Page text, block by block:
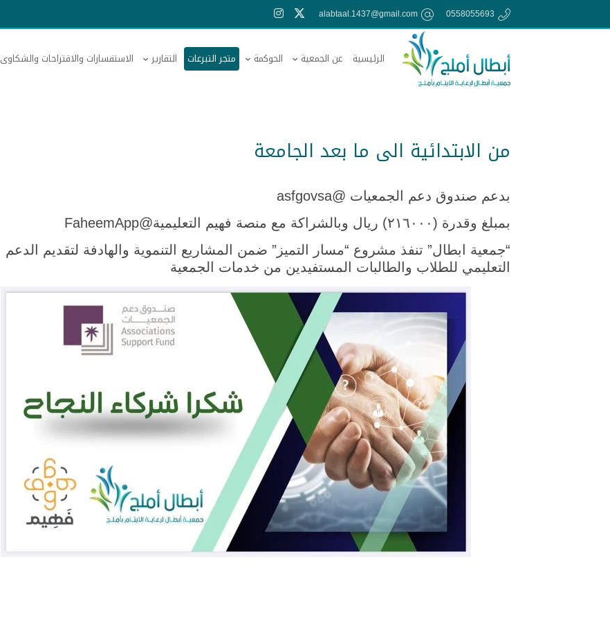
0558055693
alabtaal.1437@gmail.com
الرئيسية عن الجمعية الحوكمة متجر التبرعات التقارير الاستفسارات والاقتراحات والشكاوى
من الابتدائية الى ما بعد الجامعة
بدعم صندوق دعم الجمعيات @asfgovsa
بمبلغ وقدرة (٢١٦٠٠٠) ريال وبالشراكة مع منصة فهيم التعليمية@FaheemApp
“جمعية ابطال” تنفذ مشروع “مسار التميز” ضمن المشاريع التنموية والهادفة لتقديم الدعم
التعليمي للطلاب والطالبات المستفيدين من خدمات الجمعية